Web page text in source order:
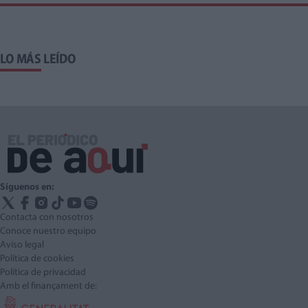
LO MÁS LEÍDO
Síguenos en:
Contacta con nosotros
Conoce nuestro equipo
Aviso legal
Política de cookies
Política de privacidad
Amb el finançament de: